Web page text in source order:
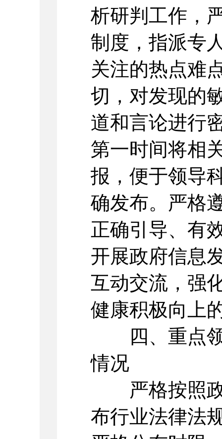
析研判工作，
制度，指派专
关注的热点难
切，对发现的
道和言论进行
第一时间将相
报，便于领导
确发布。严格
正确引导、有
开展政府信息
互动交流，强
健康积极向上
四、重点领
情况
严格按照政
布行业法律法